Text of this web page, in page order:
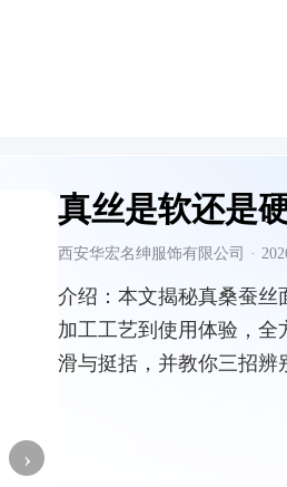
›
真丝是软还是
西安华宏名绅服饰有限公司 ·
介绍： 本文揭秘真桑蚕丝
加工工艺到使用体验，
滑与挺括，并教你三招辨